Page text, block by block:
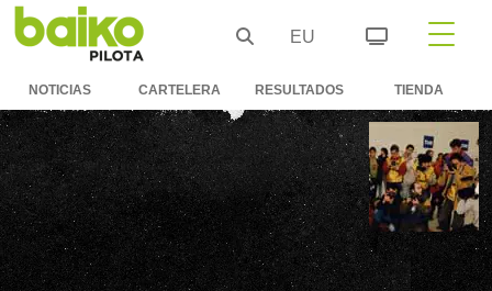
EU
NOTICIAS CARTELERA RESULTADOS TIENDA